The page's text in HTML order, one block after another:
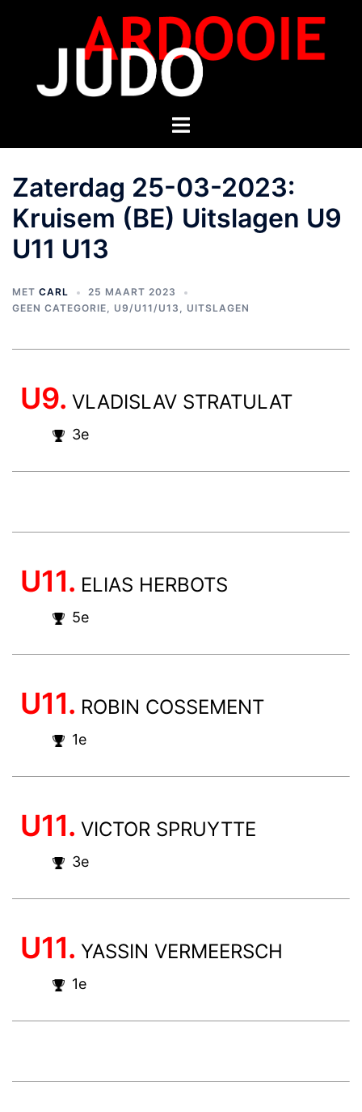
Zaterdag 25-03-2023:
Kruisem (BE) Uitslagen U9
U11 U13
MET CARL
25 MAART 2023
GEEN CATEGORIE, U9/U11/U13 , UITSLAGEN
U9. VLADISLAV STRATULAT
3e
U11. ELIAS HERBOTS
5e
U11. ROBIN COSSEMENT
1e
U11. VICTOR SPRUYTTE
3e
U11. YASSIN VERMEERSCH
1e